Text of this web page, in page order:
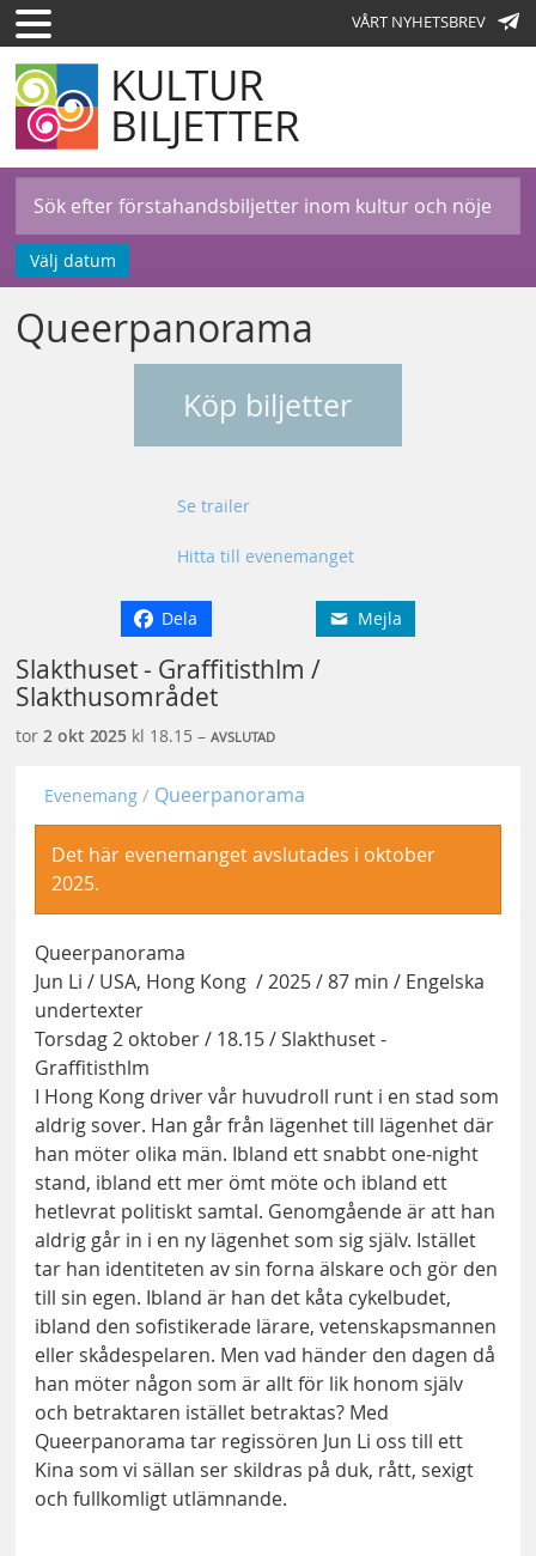
VÅRT NYHETSBREV
KULTUR
BILJETTER
Välj datum
Queerpanorama
Köp biljetter
Se trailer
Hitta till evenemanget
Dela Mejla
Slakthuset - Graffitisthlm /
Slakthusområdet
tor 2 okt 2025 kl 18.15 –AVSLUTAD
Evenemang Queerpanorama
Det här evenemanget avslutades i oktober
2025.
Queerpanorama
Jun Li / USA, Hong Kong / 2025 / 87 min / Engelska
undertexter
Torsdag 2 oktober / 18.15 / Slakthuset -
Graffitisthlm
I Hong Kong driver vår huvudroll runt i en stad som
aldrig sover. Han går från lägenhet till lägenhet där
han möter olika män. Ibland ett snabbt one-night
stand, ibland ett mer ömt möte och ibland ett
hetlevrat politiskt samtal. Genomgående är att han
aldrig går in i en ny lägenhet som sig själv. Istället
tar han identiteten av sin forna älskare och gör den
till sin egen. Ibland är han det kåta cykelbudet,
ibland den sofistikerade lärare, vetenskapsmannen
eller skådespelaren. Men vad händer den dagen då
han möter någon som är allt för lik honom själv
och betraktaren istället betraktas? Med
Queerpanorama tar regissören Jun Li oss till ett
Kina som vi sällan ser skildras på duk, rått, sexigt
och fullkomligt utlämnande.